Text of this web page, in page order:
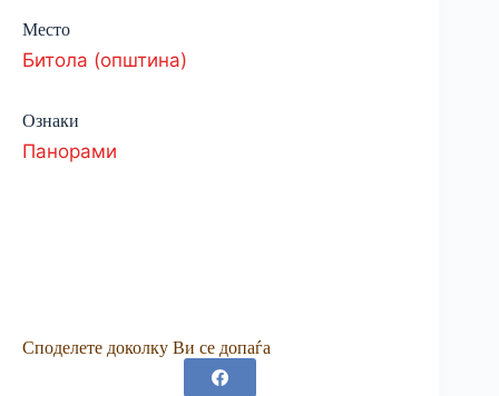
Место
Битола (општина)
Ознаки
Панорами
Споделете доколку Ви се допаѓа